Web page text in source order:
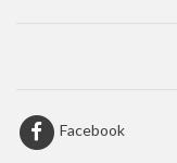
Facebook